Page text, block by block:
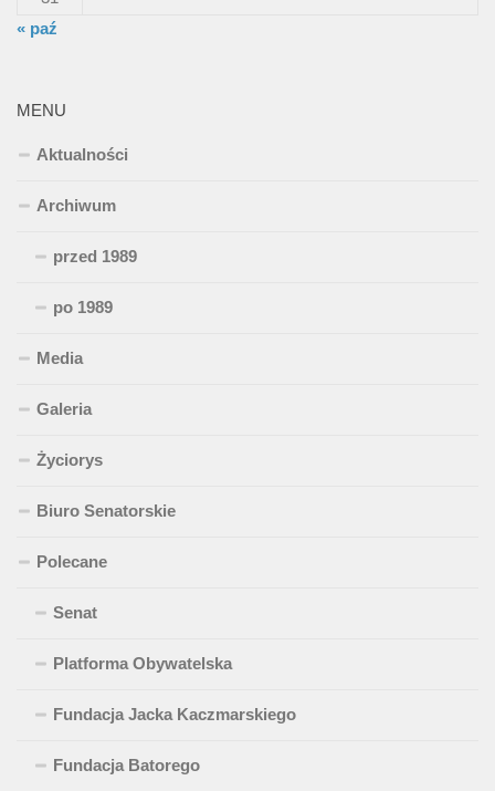
« paź
MENU
Aktualności
Archiwum
przed 1989
po 1989
Media
Galeria
Życiorys
Biuro Senatorskie
Polecane
Senat
Platforma Obywatelska
Fundacja Jacka Kaczmarskiego
Fundacja Batorego